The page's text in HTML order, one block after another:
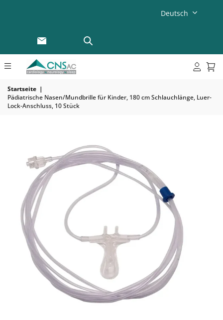
Deutsch
Startseite |
Pädiatrische Nasen/Mundbrille für Kinder, 180 cm Schlauchlänge, Luer-
Lock-Anschluss, 10 Stück